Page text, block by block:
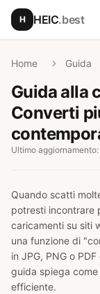
Vai al contenuto
H HEIC.best
Home Guida
Guida alla
Converti
Ultimo
Quando scatti
potresti incontrare
caricamenti su siti
una funzione di
in JPG, PNG o
guida spiega
efficiente.